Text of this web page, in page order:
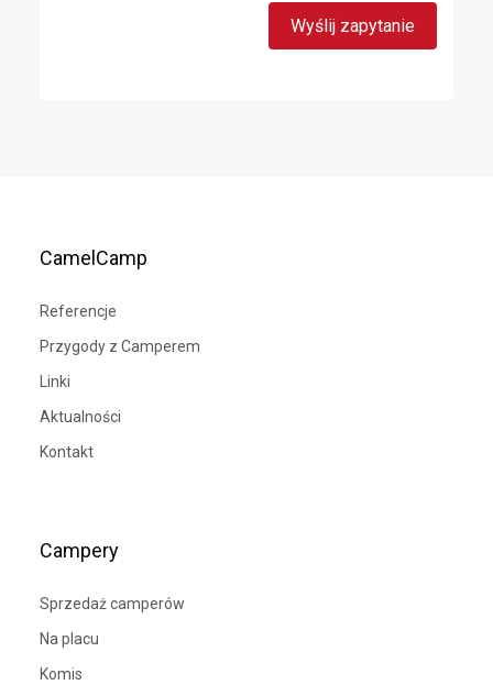
CamelCamp
Referencje
Przygody z Camperem
Linki
Aktualności
Kontakt
Campery
Sprzedaż camperów
Na placu
Komis